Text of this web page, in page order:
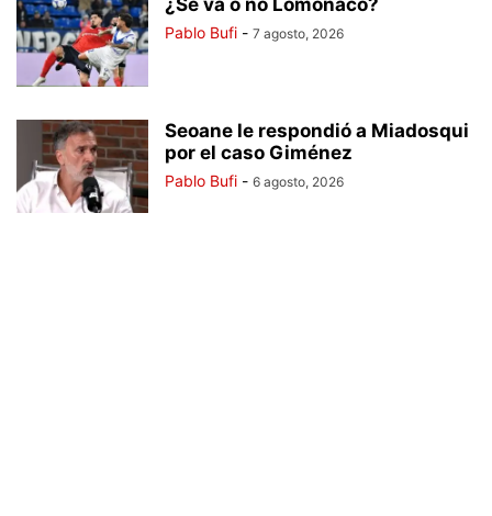
¿Se va o no Lomónaco?
Pablo Bufi - 7 agosto, 2026
Seoane le respondió a Miadosqui
por el caso Giménez
Pablo Bufi - 6 agosto, 2026